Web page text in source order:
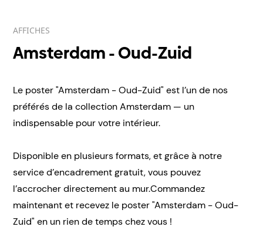
AFFICHES
Amsterdam - Oud-Zuid
Le poster "Amsterdam - Oud-Zuid" est l’un de nos
préférés de la collection Amsterdam — un
indispensable pour votre intérieur.
Disponible en plusieurs formats, et grâce à notre
service d’encadrement gratuit, vous pouvez
l’accrocher directement au mur.Commandez
maintenant et recevez le poster "Amsterdam - Oud-
Zuid" en un rien de temps chez vous !